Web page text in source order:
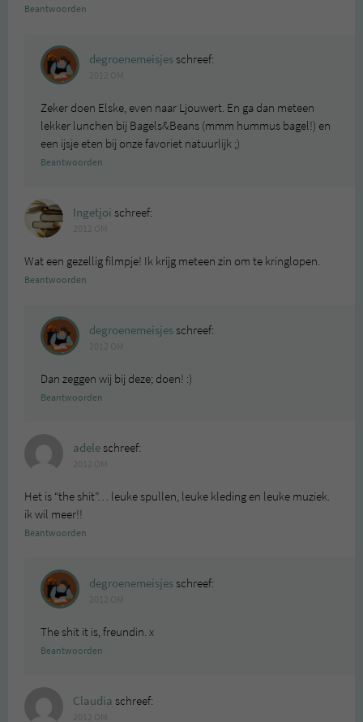
Beantwoorden
degroenemeisjesschreef:
Zeker doen Elske, even naar Ljouwert. En ga dan meteen
lekker lunchen bij Bagels&Beans (mmm hummus bagel!) en
een ijsje eten bij onze favoriet natuurlijk ;)
Beantwoorden
Ingetjoi schreef:
Wat een gezellig filmpje! Ik krijg meteen zin om te kringlopen.
Beantwoorden
degroenemeisjesschreef:
Dan zeggen wij bij deze; doen! :)
Beantwoorden
adeleschreef:
Het is “the shit”… leuke spullen, leuke kleding en leuke muziek.
ik wil meer!!
Beantwoorden
degroenemeisjesschreef:
The shit it is, freundin. x
Beantwoorden
Claudia schreef: